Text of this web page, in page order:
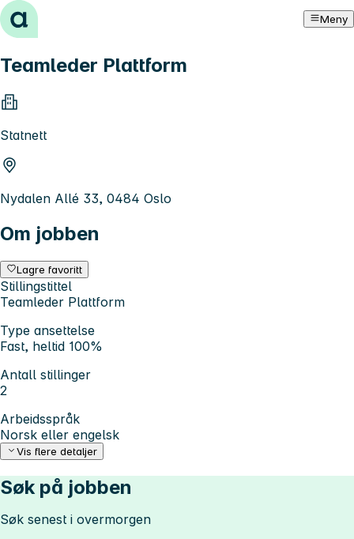
Hopp til innhold Meny
Teamleder Plattform
Statnett
Nydalen Allé 33, 0484 Oslo
Om jobben
Lagre favoritt
Stillingstittel
Teamleder Plattform
Type ansettelse
Fast, heltid 100%
Antall stillinger
2
Arbeidsspråk
Norsk eller engelsk
Vis flere detaljer
Søk på jobben
Søk senest i overmorgen